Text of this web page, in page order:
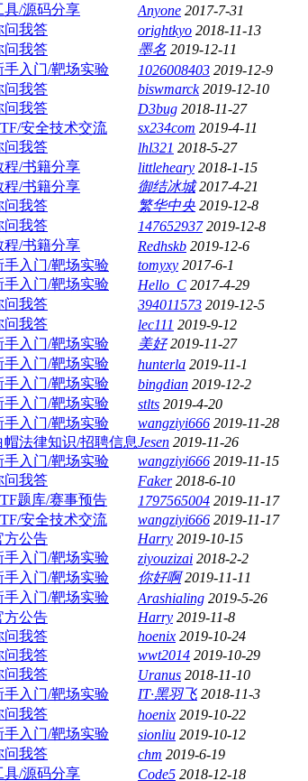
具/源码分享 Anyone 2017-7-31
问我答 orightkyo 2018-11-13
问我答 墨名 2019-12-11
手入门/靶场实验 1026008403 2019-12-9
问我答 biswmarck 2019-12-10
问我答 D3bug 2018-11-27
安全技术交流 sx234com 2019-4-11
问我答 lhl321 2018-5-27
程/书籍分享 littleheary 2018-1-15
程/书籍分享 御结冰城 2017-4-21
问我答 繁华中央 2019-12-8
问我答 147652937 2019-12-8
程/书籍分享 Redhskb 2019-12-6
手入门/靶场实验 tomyxy 2017-6-1
手入门/靶场实验 Hello_C 2017-4-29
问我答 394011573 2019-12-5
问我答 lec111 2019-9-12
手入门/靶场实验 美好 2019-11-27
手入门/靶场实验 hunterla 2019-11-1
手入门/靶场实验 bingdian 2019-12-2
手入门/靶场实验 stlts 2019-4-20
手入门/靶场实验 wangziyi666 2019-11-28
帽法律知识/招聘信息Jesen 2019-11-26
手入门/靶场实验 wangziyi666 2019-11-15
问我答 Faker 2018-6-10
题库/赛事预告 1797565004 2019-11-17
安全技术交流 wangziyi666 2019-11-17
方公告 Harry 2019-10-15
手入门/靶场实验 ziyouzizai 2018-2-2
手入门/靶场实验 你好啊 2019-11-11
手入门/靶场实验 Arashialing 2019-5-26
方公告 Harry 2019-11-8
问我答 hoenix 2019-10-24
问我答 wwt2014 2019-10-29
问我答 Uranus 2018-11-10
手入门/靶场实验 IT·黑羽飞 2018-11-3
问我答 hoenix 2019-10-22
手入门/靶场实验 sionliu 2019-10-12
问我答 chm 2019-6-19
具/源码分享 Code5 2018-12-18